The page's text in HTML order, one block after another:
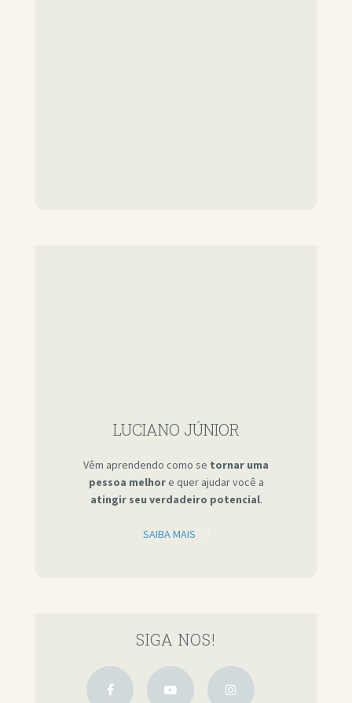
LUCIANO JÚNIOR
Vêm aprendendo como se tornar uma
pessoa melhore quer ajudar você a
atingir seu verdadeiro potencial.
SAIBA MAIS
SIGA NOS!